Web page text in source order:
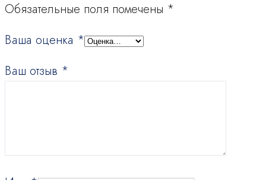
Обязательные поля помечены *
Ваша оценка *
Ваш отзыв *